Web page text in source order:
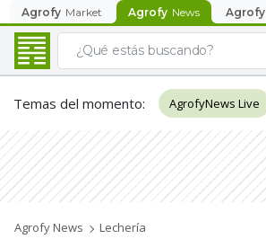
Agrofy Market Agrofy News Agrofy
Temas del momento: AgrofyNews Live
Agrofy News Lechería